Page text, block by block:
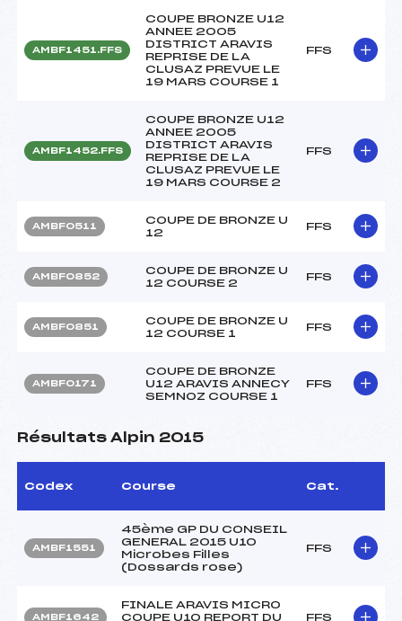
AMBF1451.FFS
COUPE BRONZE U12
ANNEE 2005
DISTRICT ARAVIS
REPRISE DE LA
CLUSAZ PREVUE LE
19 MARS COURSE 1
FFS
AMBF1452.FFS
COUPE BRONZE U12
ANNEE 2005
DISTRICT ARAVIS
REPRISE DE LA
CLUSAZ PREVUE LE
19 MARS COURSE 2
FFS
AMBF0511
COUPE DE BRONZE U
12
FFS
AMBF0852
COUPE DE BRONZE U
12 COURSE 2
FFS
AMBF0851
COUPE DE BRONZE U
12 COURSE 1
FFS
AMBF0171
COUPE DE BRONZE
U12 ARAVIS ANNECY
SEMNOZ COURSE 1
FFS
Résultats Alpin 2015
Codex Course Cat.
AMBF1551
45ème GP DU CONSEIL
GENERAL 2015 U10
Microbes Filles
(Dossards rose)
FFS
AMBF1642
FINALE ARAVIS MICRO
COUPE U10 REPORT DU
FFS